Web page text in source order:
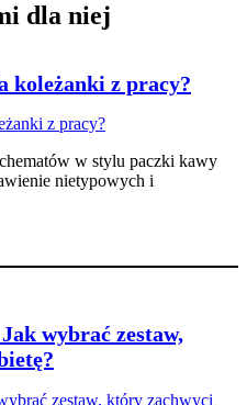
dla niej
koleżanki z pracy?
w stylu paczki kawy
nietypowych i
wybrać zestaw,